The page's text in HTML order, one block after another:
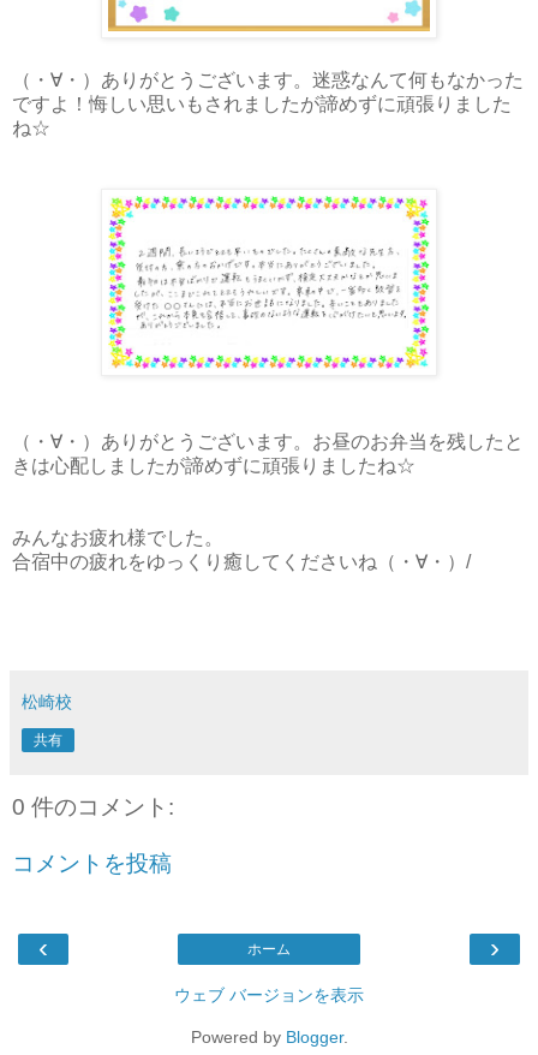
（・∀・）ありがとうございます。迷惑なんて何もなかった
ですよ！悔しい思いもされましたが諦めずに頑張りました
ね☆
（・∀・）ありがとうございます。お昼のお弁当を残したと
きは心配しましたが諦めずに頑張りましたね☆
みんなお疲れ様でした。
合宿中の疲れをゆっくり癒してくださいね（・∀・）/
松崎校
共有
0 件のコメント:
コメントを投稿
‹ ›
ホーム
ウェブ バージョンを表示
Powered by Blogger.